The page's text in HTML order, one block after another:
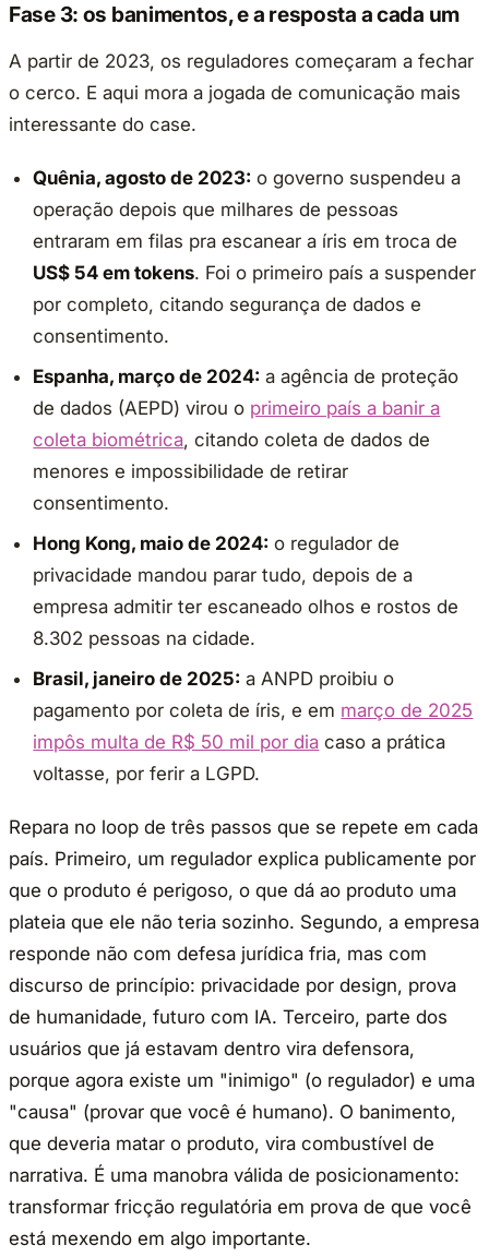
Fase 3: os banimentos, e a resposta a cada um
A partir de 2023, os reguladores começaram a fechar
o cerco. E aqui mora a jogada de comunicação mais
interessante do case.
Quênia, agosto de 2023: o governo suspendeu a
operação depois que milhares de pessoas
entraram em filas pra escanear a íris em troca de
US$ 54 em tokens. Foi o primeiro país a suspender
por completo, citando segurança de dados e
consentimento.
Espanha, março de 2024: a agência de proteção
de dados (AEPD) virou o primeiro país a banir a
coleta biométrica, citando coleta de dados de
menores e impossibilidade de retirar
consentimento.
Hong Kong, maio de 2024: o regulador de
privacidade mandou parar tudo, depois de a
empresa admitir ter escaneado olhos e rostos de
8.302 pessoas na cidade.
Brasil, janeiro de 2025: a ANPD proibiu o
pagamento por coleta de íris, e em março de 2025
impôs multa de R$ 50 mil por dia caso a prática
voltasse, por ferir a LGPD.
Repara no loop de três passos que se repete em cada
país. Primeiro, um regulador explica publicamente por
que o produto é perigoso, o que dá ao produto uma
plateia que ele não teria sozinho. Segundo, a empresa
responde não com defesa jurídica fria, mas com
discurso de princípio: privacidade por design, prova
de humanidade, futuro com IA. Terceiro, parte dos
usuários que já estavam dentro vira defensora,
porque agora existe um "inimigo" (o regulador) e uma
"causa" (provar que você é humano). O banimento,
que deveria matar o produto, vira combustível de
narrativa. É uma manobra válida de posicionamento:
transformar fricção regulatória em prova de que você
está mexendo em algo importante.